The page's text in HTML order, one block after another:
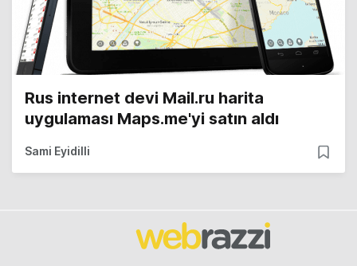
Rus internet devi Mail.ru harita
uygulaması Maps.me'yi satın aldı
Sami Eyidilli